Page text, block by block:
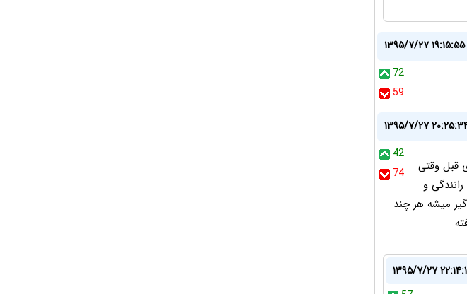
۱۳۹۵/۷/۲۷ ۱۹:۱۵:۵۵
72
59
۷/۲۷ ۲۰:۲۵:۳۴
42
74
قبل وقتی
و
میشه هر چند
۷/۲۷ ۲۲:۱۴:۱۷